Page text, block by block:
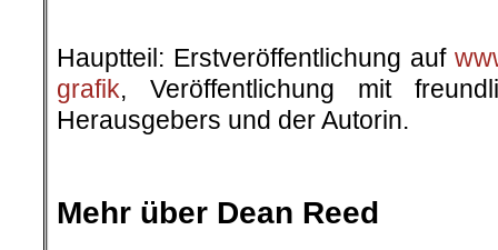
Hauptteil: Erstveröffentlichung auf
grafik, Veröffentlichung mit
Herausgebers und der Autorin.
Mehr über Dean Reed